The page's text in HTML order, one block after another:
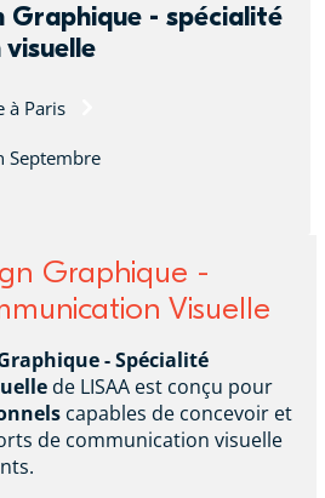
Graphique - spécialité
à Paris
Septembre
Graphique -
Visuelle
- Spécialité
de LISAA est conçu pour
capables de concevoir et
de communication visuelle